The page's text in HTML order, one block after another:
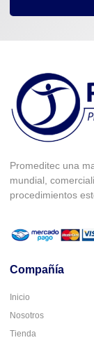
Promeditec una
mundial,
procedimientos
Compañía
Inicio
Nosotros
Tienda